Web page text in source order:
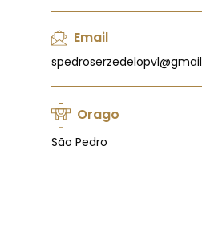
Email
Orago
São Pedro